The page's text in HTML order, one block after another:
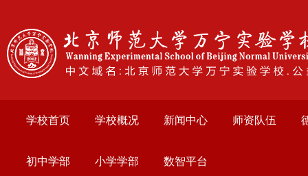
学校首页 学校概况 新闻中心 师资队伍
初中学部 小学学部 数智平台